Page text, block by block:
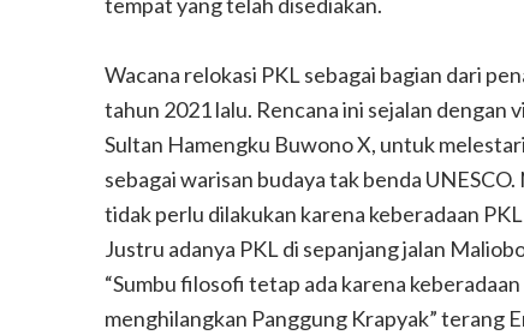
Wacana relokasi PKL sebagai bagian dari
tahun 2021 lalu. Rencana ini sejalan
Sultan Hamengku Buwono X, untuk
sebagai warisan budaya tak benda
tidak perlu dilakukan karena keberadaan
Justru adanya PKL di sepanjang jalan
“Sumbu filosofi tetap ada karena
menghilangkan Panggung Krapyak” terang